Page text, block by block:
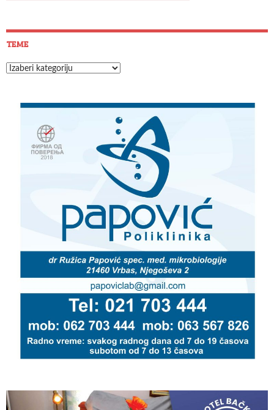
TEME
Teme